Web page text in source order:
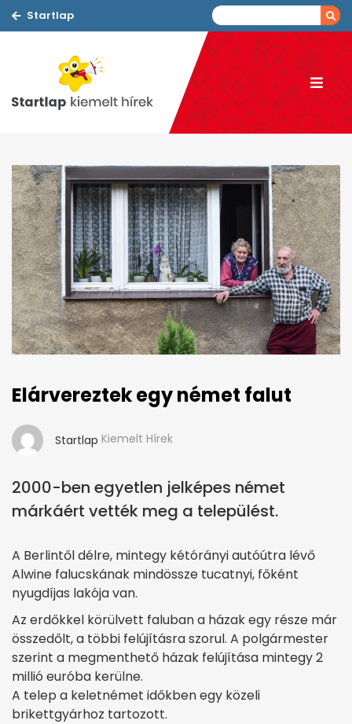
Startlap
Elárvereztek egy német falut
Startlap Kiemelt Hírek
2000-ben egyetlen jelképes német
márkáért vették meg a települést.
A Berlintől délre, mintegy kétórányi autóútra lévő
Alwine falucskának mindössze tucatnyi, főként
nyugdíjas lakója van.
Az erdőkkel körülvett faluban a házak egy része már
összedőlt, a többi felújításra szorul. A polgármester
szerint a megmenthető házak felújítása mintegy 2
millió euróba kerülne.
A telep a keletnémet időkben egy közeli
brikettgyárhoz tartozott.